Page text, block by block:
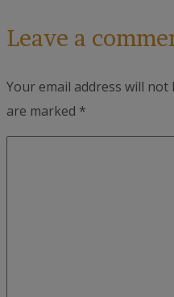
Leave a
Your email address will not
are marked *